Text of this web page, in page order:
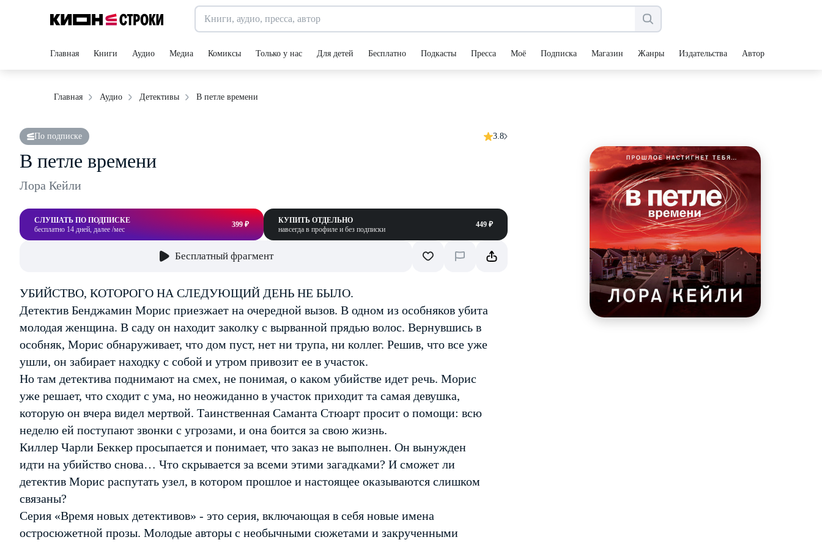
Главная Книги Аудио Медиа Комиксы Только у нас Для детей Бесплатно Подкасты Пресса Моё Подписка Магазин Жанры Издательства Авторы
Главная Аудио Детективы В петле времени
По подписке 3.8
В петле времени
Лора Кейли
СЛУШАТЬ ПО ПОДПИСКЕ
бесплатно 14 дней, далее /мес
399 ₽
КУПИТЬ ОТДЕЛЬНО
навсегда в профиле и без подписки
449 ₽
Бесплатный фрагмент
УБИЙСТВО, КОТОРОГО НА СЛЕДУЮЩИЙ ДЕНЬ НЕ БЫЛО.
Детектив Бенджамин Морис приезжает на очередной вызов. В одном из особняков убита
молодая женщина. В саду он находит заколку с вырванной прядью волос. Вернувшись в
особняк, Морис обнаруживает, что дом пуст, нет ни трупа, ни коллег. Решив, что все уже
ушли, он забирает находку с собой и утром привозит ее в участок.
Но там детектива поднимают на смех, не понимая, о каком убийстве идет речь. Морис
уже решает, что сходит с ума, но неожиданно в участок приходит та самая девушка,
которую он вчера видел мертвой. Таинственная Саманта Стюарт просит о помощи: всю
неделю ей поступают звонки с угрозами, и она боится за свою жизнь.
Киллер Чарли Беккер просыпается и понимает, что заказ не выполнен. Он вынужден
идти на убийство снова… Что скрывается за всеми этими загадками? И сможет ли
детектив Морис распутать узел, в котором прошлое и настоящее оказываются слишком
связаны?
Серия «Время новых детективов» - это серия, включающая в себя новые имена
остросюжетной прозы. Молодые авторы с необычными сюжетами и закрученными